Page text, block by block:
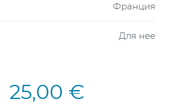
Франция
Для нее
25,00 €